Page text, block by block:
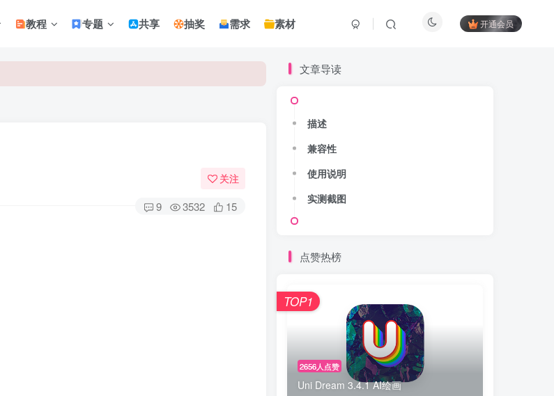
教程 专题 共享 抽奖 需求 素材 开通会员
关注
9 3532 15
文章导读
描述
兼容性
使用说明
实测截图
点赞热榜
2656人点赞
Uni Dream 3.4.1 AI绘画
TOP1